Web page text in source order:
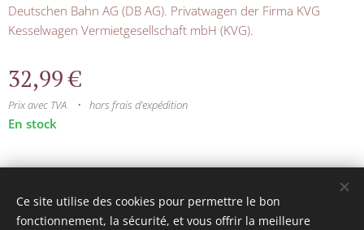
Deutschen Bahn AG (DB AG). Privatwagen der Firma KVG
Kesselwagen Vermietgesellschaft mbH (KVG).
32,99€
Prix avec TVA hors frais d'expédition
En stock
mini model rails
Ce site utilise des cookies pour permettre le bon
fonctionnement, la sécurité, et vous offrir la meilleure